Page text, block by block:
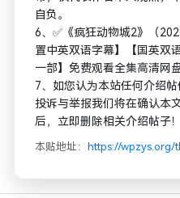
自负。
6、✅《疯狂动物城2》（
置中英双语字幕】【国英双
一部】免费观看全集高清网
7、如您认为本站任何介绍
投诉与举报我们将在确认本
后，立即删除相关介绍帖子！
本贴地址： https://wpzys.org/